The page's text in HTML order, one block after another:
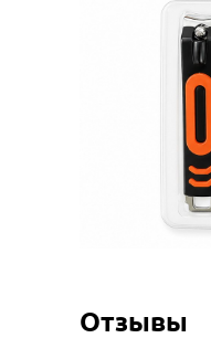
Отзывы